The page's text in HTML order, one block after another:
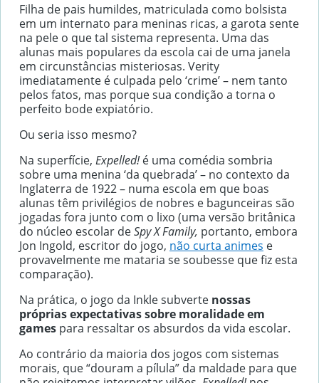
Filha de pais humildes, matriculada como bolsista
em um internato para meninas ricas, a garota sente
na pele o que tal sistema representa. Uma das
alunas mais populares da escola cai de uma janela
em circunstâncias misteriosas. Verity
imediatamente é culpada pelo ‘crime’ – nem tanto
pelos fatos, mas porque sua condição a torna o
perfeito bode expiatório.
Ou seria isso mesmo?
Na superfície, Expelled!é uma comédia sombria
sobre uma menina ‘da quebrada’ – no contexto da
Inglaterra de 1922 – numa escola em que boas
alunas têm privilégios de nobres e bagunceiras são
jogadas fora junto com o lixo (uma versão britânica
do núcleo escolar deSpy X Family, portanto, embora
Jon Ingold, escritor do jogo, não curta animes e
provavelmente me mataria se soubesse que fiz esta
comparação).
Na prática, o jogo da Inkle subverte nossas
próprias expectativas sobre moralidade em
games para ressaltar os absurdos da vida escolar.
Ao contrário da maioria dos jogos com sistemas
morais, que “douram a pílula” da maldade para que